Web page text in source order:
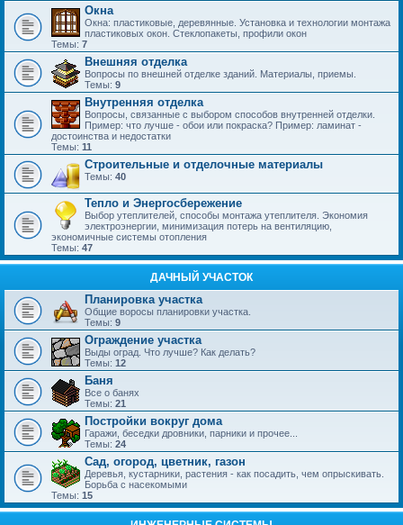
Окна
Окна: пластиковые, деревянные. Установка и технологии монтажа
пластиковых окон. Стеклопакеты, профили окон
Темы: 7
Внешняя отделка
Вопросы по внешней отделке зданий. Материалы, приемы.
Темы: 9
Внутренняя отделка
Вопросы, связанные с выбором способов внутренней отделки.
Пример: что лучше - обои или покраска? Пример: ламинат -
достоинства и недостатки
Темы: 11
Строительные и отделочные материалы
Темы: 40
Тепло и Энергосбережение
Выбор утеплителей, способы монтажа утеплителя. Экономия
электроэнергии, минимизация потерь на вентиляцию,
экономичные системы отопления
Темы: 47
ДАЧНЫЙ УЧАСТОК
Планировка участка
Общие воросы планировки участка.
Темы: 9
Ограждение участка
Выды оград. Что лучше? Как делать?
Темы: 12
Баня
Все о банях
Темы: 21
Постройки вокруг дома
Гаражи, беседки дровники, парники и прочее...
Темы: 24
Сад, огород, цветник, газон
Деревья, кустарники, растения - как посадить, чем опрыскивать.
Борьба с насекомыми
Темы: 15